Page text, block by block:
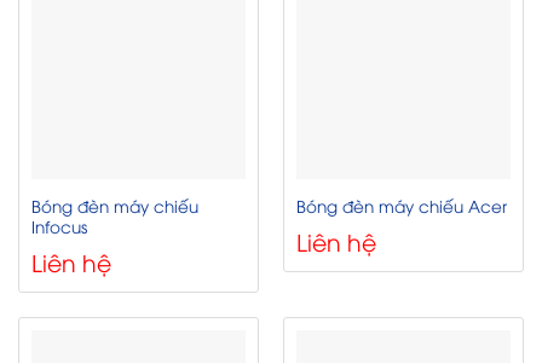
Bóng đèn máy chiếu
Infocus
Liên hệ
Bóng đèn máy chiếu Acer
Liên hệ